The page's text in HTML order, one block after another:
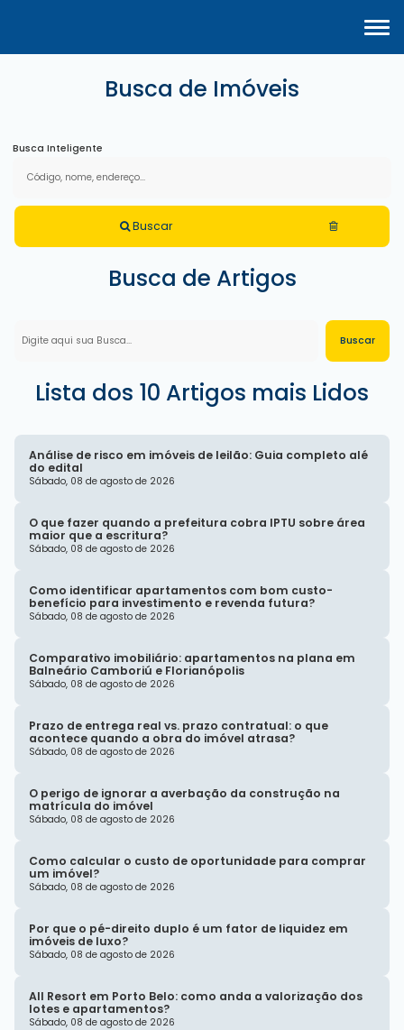
Busca de Imóveis
Busca Inteligente
Buscar
Busca de Artigos
Lista dos 10 Artigos mais Lidos
Análise de risco em imóveis de leilão: Guia completo alé
do edital
Sábado, 08 de agosto de 2026
O que fazer quando a prefeitura cobra IPTU sobre área
maior que a escritura?
Sábado, 08 de agosto de 2026
Como identificar apartamentos com bom custo-
benefício para investimento e revenda futura?
Sábado, 08 de agosto de 2026
Comparativo imobiliário: apartamentos na plana em
Balneário Camboriú e Florianópolis
Sábado, 08 de agosto de 2026
Prazo de entrega real vs. prazo contratual: o que
acontece quando a obra do imóvel atrasa?
Sábado, 08 de agosto de 2026
O perigo de ignorar a averbação da construção na
matrícula do imóvel
Sábado, 08 de agosto de 2026
Como calcular o custo de oportunidade para comprar
um imóvel?
Sábado, 08 de agosto de 2026
Por que o pé-direito duplo é um fator de liquidez em
imóveis de luxo?
Sábado, 08 de agosto de 2026
All Resort em Porto Belo: como anda a valorização dos
lotes e apartamentos?
Sábado, 08 de agosto de 2026